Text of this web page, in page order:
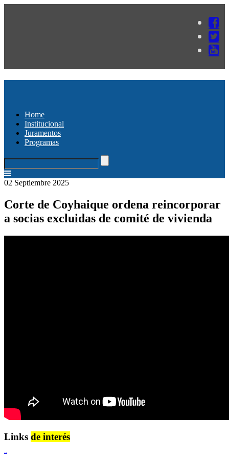
Home
Institucional
Juramentos
Programas
02 Septiembre 2025
Corte de Coyhaique ordena reincorporar
a socias excluidas de comité de vivienda
Links de interés